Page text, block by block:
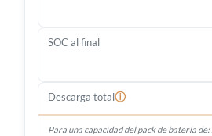
SOC al final
Descarga totalⓘ
Para una capacidad del pack de batería de: